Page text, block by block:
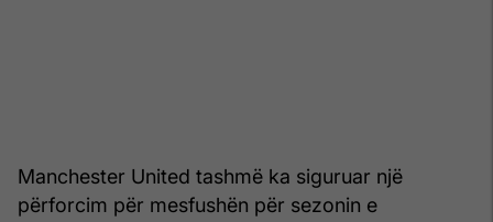
Manchester United tashmë ka siguruar një
përforcim për mesfushën për sezonin e